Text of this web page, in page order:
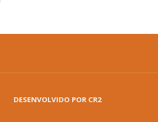
DESENVOLVIDO POR CR2